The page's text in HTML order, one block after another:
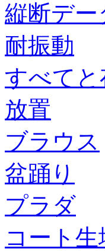
縦断デー
耐振動
すべてと
放置
ブラウス
盆踊り
プラダ
コート生